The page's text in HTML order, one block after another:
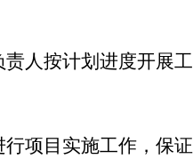
人按计划进度开展工
项目实施工作，保证